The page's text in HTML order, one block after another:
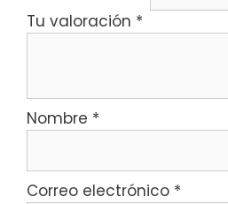
Tu valoración *
Nombre *
Correo electrónico *